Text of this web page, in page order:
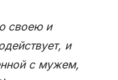
своею и
и
с мужем,